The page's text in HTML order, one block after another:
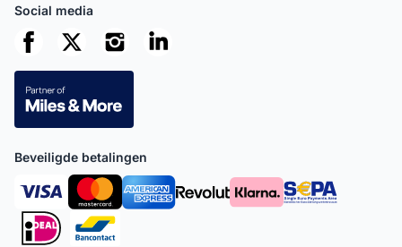
Social media
Beveiligde betalingen